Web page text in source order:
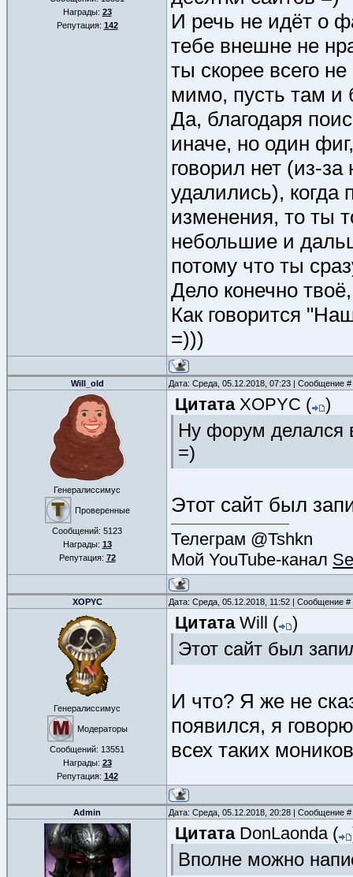
Награды: 23
Репутация: 142
И речь не идёт о
тебе внешне не
ты скорее всего
мимо, пусть там и
Да, благодаря
иначе, но один
говорил нет (из-
удалились), когда
изменения, то ты
небольшие и
потому что ты
Дело конечно
Как говорится
=)))
Will_old Дата: Среда, 05.12.2018, 07:23 | Сообщение #
Генералиссимус
Проверенные
Сообщений: 5123
Награды: 13
Репутация: 72
Цитата XOPYC ( )
Ну форум делался
=)
Этот сайт был
Телеграм @Tshkn
Мой YouTube-канал
XOPYC Дата: Среда, 05.12.2018, 11:52 | Сообщение #
Генералиссимус
Модераторы
Сообщений: 13551
Награды: 23
Репутация: 142
Цитата Will ( )
Этот сайт был
И что? Я же не
появился, я
всех таких моников
Admin Дата: Среда, 05.12.2018, 20:28 | Сообщение #
Цитата DonLaonda(
Вполне можно